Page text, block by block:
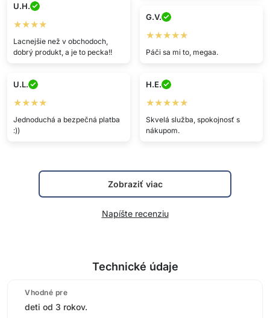
U.H.
★★★★
Lacnejšie než v obchodoch,
dobrý produkt, a je to pecka!!
G.V.
★★★★★
Páči sa mi to, megaa.
U.L.
★★★★
Jednoduchá a bezpečná platba
:))
H.E.
★★★★★
Skvelá služba, spokojnosť s
nákupom.
Zobraziť viac
Napíšte recenziu
Technické údaje
Vhodné pre
deti od 3 rokov.